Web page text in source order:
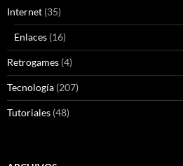
Internet (35)
Enlaces (16)
Retrogames (4)
Tecnología (207)
Tutoriales (48)